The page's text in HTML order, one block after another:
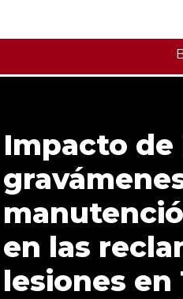
Impacto de
en las
lesiones en